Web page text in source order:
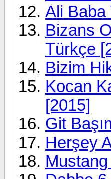
Ali Baba
Bizans
Türkçe
Bizim
Kocan
[2015]
Git
Herşey